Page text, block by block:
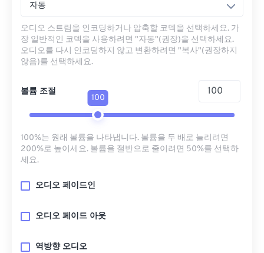
자동
오디오 스트림을 인코딩하거나 압축할 코덱을 선택하세요. 가
장 일반적인 코덱을 사용하려면 "자동"(권장)을 선택하세요.
오디오를 다시 인코딩하지 않고 변환하려면 "복사"(권장하지
않음)를 선택하세요.
볼륨 조절
100
100%는 원래 볼륨을 나타냅니다. 볼륨을 두 배로 늘리려면
200%로 높이세요. 볼륨을 절반으로 줄이려면 50%를 선택하
세요.
오디오 페이드인
오디오 페이드 아웃
역방향 오디오